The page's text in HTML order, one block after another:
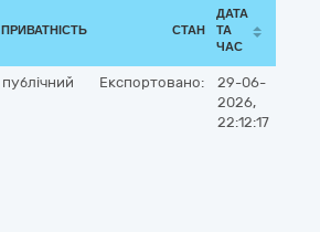
ПРИВАТНІСТЬ СТАН
ДАТА
ТА
ЧАС
публічний Експортовано:
29-06-
2026,
22:12:17